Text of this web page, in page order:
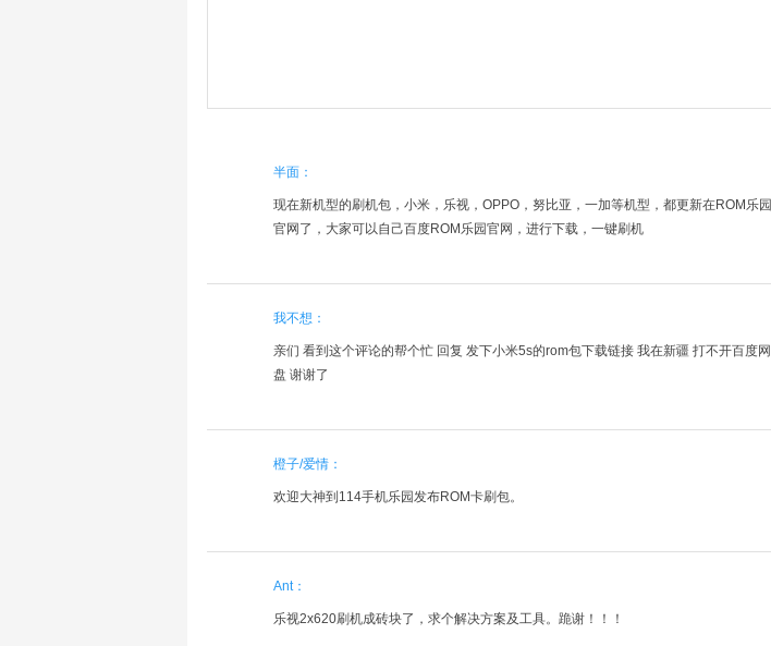
半面：
现在新机型的刷机包，小米，乐视，OPPO，努比亚，一加等机型，都更新在ROM乐园
官网了，大家可以自己百度ROM乐园官网，进行下载，一键刷机
我不想：
亲们 看到这个评论的帮个忙 回复 发下小米5s的rom包下载链接 我在新疆 打不开百度网
盘 谢谢了
橙子/爱情：
欢迎大神到114手机乐园发布ROM卡刷包。
Ant：
乐视2x620刷机成砖块了，求个解决方案及工具。跪谢！！！